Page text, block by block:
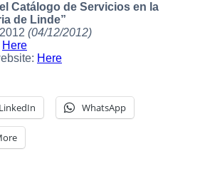
Catálogo de Servicios en la
de Linde”
(04/12/2012)
Here
Here
LinkedIn WhatsApp